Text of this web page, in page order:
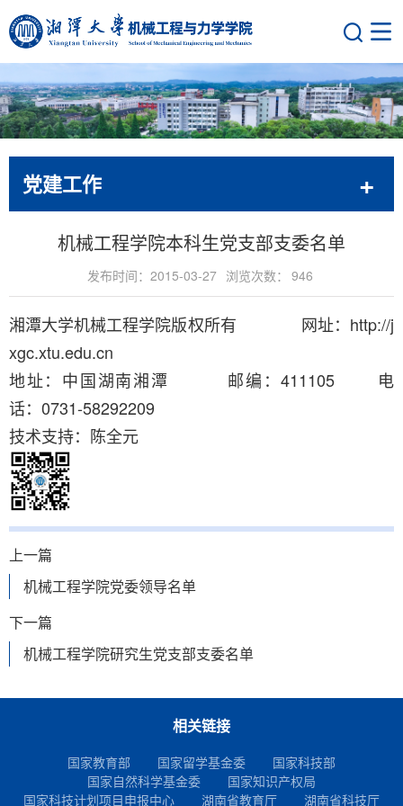
党建工作
机械工程学院本科生党支部支委名单
发布时间：2015-03-27 浏览次数： 946
湘潭大学机械工程学院版权所有 网址：http://j
xgc.xtu.edu.cn
地址：中国湖南湘潭 邮编：411105 电
话：0731-58292209
技术支持：陈全元
上一篇
机械工程学院党委领导名单
下一篇
机械工程学院研究生党支部支委名单
相关链接
国家教育部 国家留学基金委
国家科技部
国家自然科学基金委
国家知识产权局
国家科技计划项目申报中心
湖南省教育厅 湖南省科技厅